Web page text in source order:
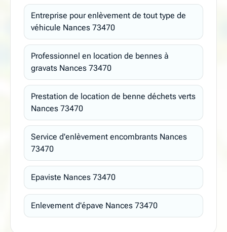
Entreprise pour enlèvement de tout type de
véhicule Nances 73470
Professionnel en location de bennes à
gravats Nances 73470
Prestation de location de benne déchets verts
Nances 73470
Service d'enlèvement encombrants Nances
73470
Epaviste Nances 73470
Enlevement d'épave Nances 73470